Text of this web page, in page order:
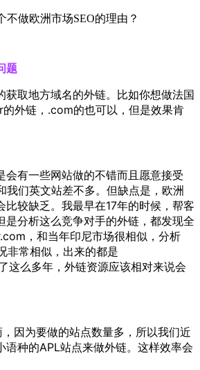
题
取地方域名的外链。 比如你想做法国
外链，.com的也可以，但是效果肯
会有一些网站做的不错而且愿意接受
们英文站差不多。但缺点是，欧洲
比较缺乏。我最早在17年的时候，帮客
是分析这么竞争对手的外链，都发现全
，和当年印尼市场很相似，分析
非常相似，出来的都是
这么多年，外链资源应该相对来说会
，因为要做的站点数量多，所以我们近
语种的APL站点来做外链。 这样效率会